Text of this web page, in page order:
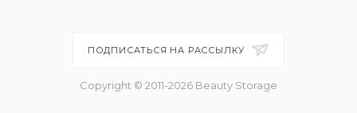
ПОДПИСАТЬСЯ НА РАССЫЛКУ
Copyright © 2011-2026 Beauty Storage